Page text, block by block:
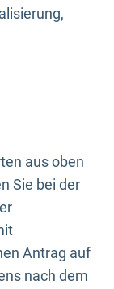
aus oben
Sie bei der
Antrag auf
nach dem